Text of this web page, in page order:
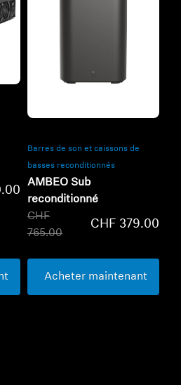
Barres de son et caissons de
basses reconditionnés
AMBEO Sub
reconditionné
CHF
765.00
CHF 379.00
Acheter maintenant